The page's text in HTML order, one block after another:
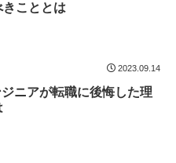
きこととは
2023.09.14
ジニアが転職に後悔した理